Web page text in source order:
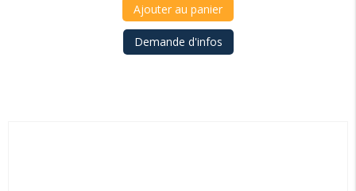
Ajouter au panier
Demande d'infos